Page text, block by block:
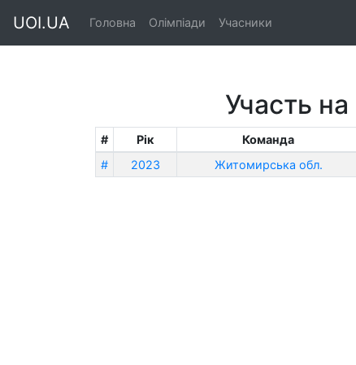
UOI.UA Головна Олімпіади Учасники
Участь на
# Рік Команда
#
2023 Житомирська обл.